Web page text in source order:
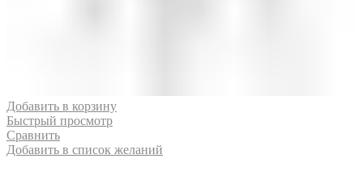
Добавить в корзину
Быстрый просмотр
Сравнить
Добавить в список желаний